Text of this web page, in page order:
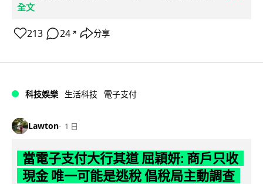
全文
213 24 ↗ 分享
科技娛樂 生活科技 電子支付
Lawton 1 日
當電子支付大行其道 屈穎妍: 商戶只收
現金 唯一可能是逃稅 倡稅局主動調查